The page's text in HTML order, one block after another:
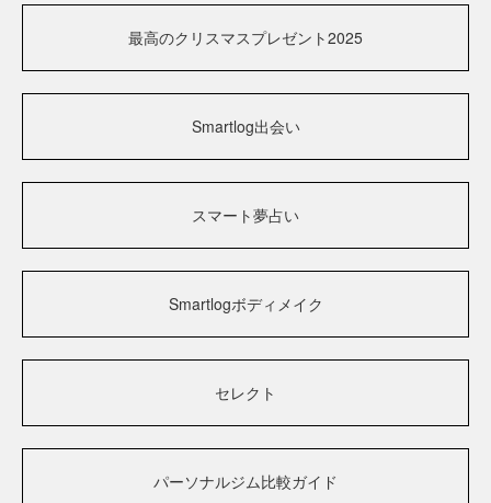
最高のクリスマスプレゼント2025
Smartlog出会い
スマート夢占い
Smartlogボディメイク
セレクト
パーソナルジム比較ガイド